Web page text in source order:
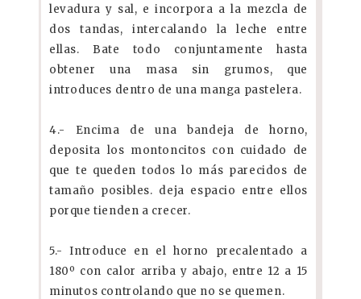
levadura y sal, e incorpora a la mezcla de
dos tandas, intercalando la leche entre
ellas. Bate todo conjuntamente hasta
obtener una masa sin grumos, que
introduces dentro de una manga pastelera.
4.- Encima de una bandeja de horno,
deposita los montoncitos con cuidado de
que te queden todos lo más parecidos de
tamaño posibles. deja espacio entre ellos
porque tienden a crecer.
5.- Introduce en el horno precalentado a
180º con calor arriba y abajo, entre 12 a 15
minutos controlando que no se quemen.